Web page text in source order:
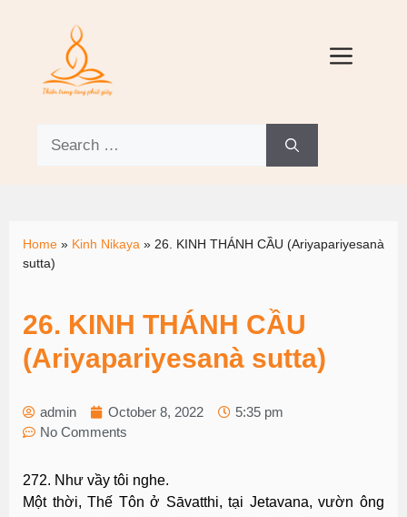
Home » Kinh Nikaya » 26. KINH THÁNH CẦU (Ariyapariyesanà
sutta)
26. KINH THÁNH CẦU
(Ariyapariyesanà sutta)
admin October 8, 2022
5:35 pm
No Comments
272. Như vầy tôi nghe.
Một thời, Thế Tôn ở Sāvatthi, tại Jetavana, vườn ông